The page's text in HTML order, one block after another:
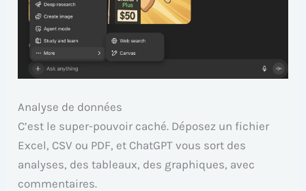
Analyse de données
C’est le super-pouvoir caché. Déposez un fichier
Excel, CSV ou PDF, et ChatGPT vous sort des
analyses, des tableaux, des graphiques, avec
commentaires.